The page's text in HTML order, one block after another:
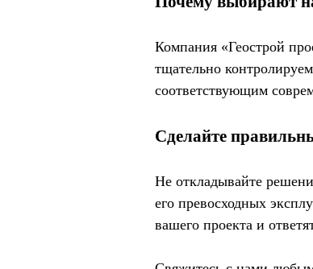
Компания «Геострой
тщательно
соответствующим
Сделайте
Не откладывайте
его превосходных
вашего проекта и